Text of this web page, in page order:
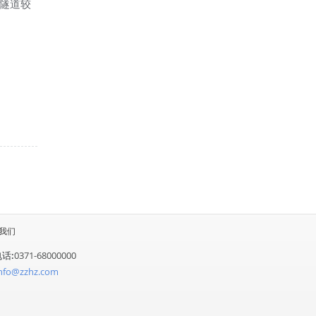
道较
们
话:0371-68000000